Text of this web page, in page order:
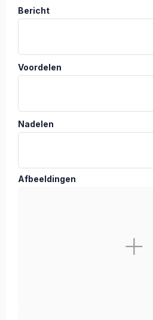
Bericht
Voordelen
Nadelen
Afbeeldingen